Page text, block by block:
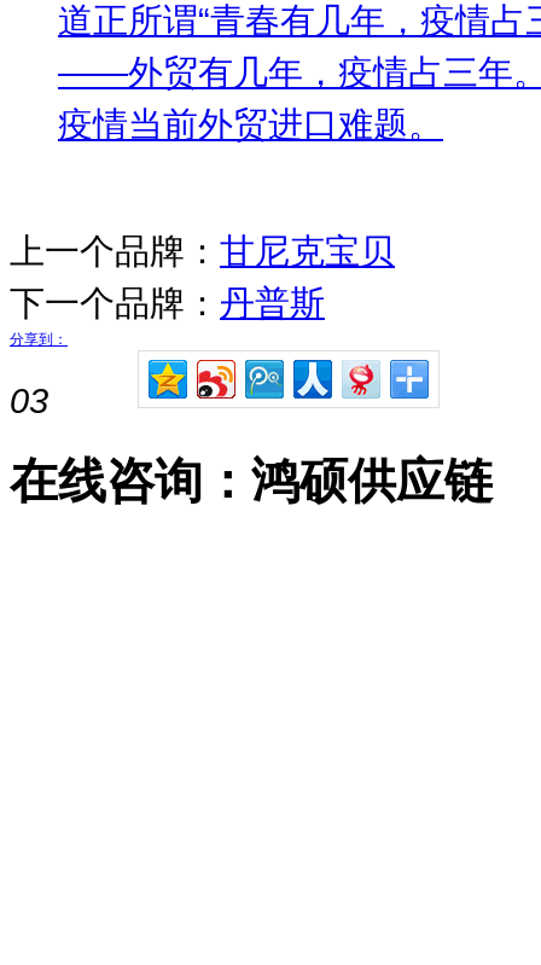
道正所谓“青春有几年，疫情
——外贸有几年，疫情占三年
疫情当前外贸进口难题。
上一个品牌： 甘尼克宝贝
下一个品牌： 丹普斯
分享到：
03
在线咨询：鸿硕供应链